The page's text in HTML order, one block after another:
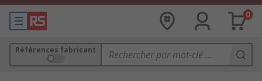
0
Références fabricant